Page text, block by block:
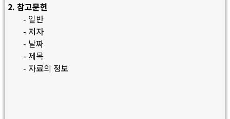
2. 참고문헌
- 일반
- 저자
- 날짜
- 제목
- 자료의 정보